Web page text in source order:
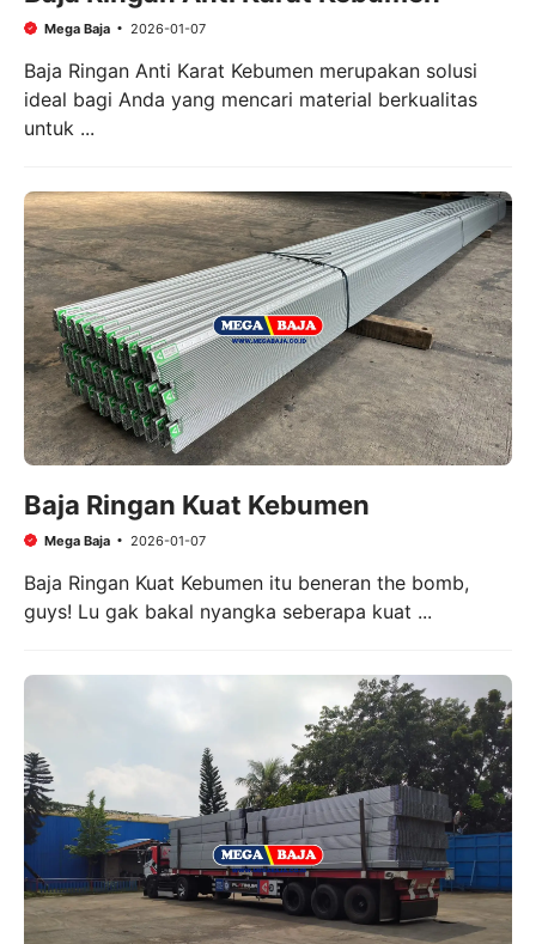
Mega Baja 2026-01-07
Baja Ringan Anti Karat Kebumen merupakan solusi
ideal bagi Anda yang mencari material berkualitas
untuk ...
Baja Ringan Kuat Kebumen
Mega Baja 2026-01-07
Baja Ringan Kuat Kebumen itu beneran the bomb,
guys! Lu gak bakal nyangka seberapa kuat ...